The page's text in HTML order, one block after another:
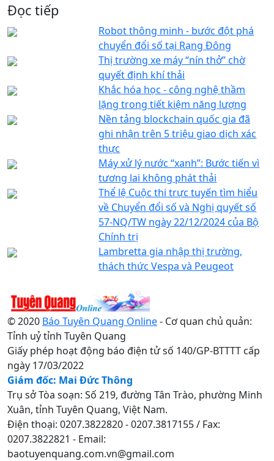
Đọc tiếp
Robot thông minh - bước đột phá
chuyển đổi số tại Rạng Đông
Thị trường xe máy “nín thở” chờ
quyết định khí thải
Khắc hóa học - công nghệ thầm
lặng trong tiết kiệm năng lượng
Nền tảng blockchain quốc gia đã
ghi nhận trên 5 triệu giao dịch xác
thực
Máy xử lý nước “xanh”: Bước tiến vì
tương lai không phát thải
Thể lệ Cuộc thi trực tuyến tìm hiểu
về Chuyển đổi số và Nghị quyết số
57-NQ/TW ngày 22/12/2024 của Bộ
Chính trị
Lambretta gia nhập thị trường,
thách thức Vespa và Peugeot
© 2020 Báo Tuyên Quang Online- Cơ quan chủ quản:
Tỉnh uỷ tỉnh Tuyên Quang
Giấy phép hoạt động báo điện tử số 140/GP-BTTTT cấp
ngày 17/03/2022
Giám đốc: Mai Đức Thông
Trụ sở Tòa soạn: Số 219, đường Tân Trào, phường Minh
Xuân, tỉnh Tuyên Quang, Việt Nam.
Điện thoại: 0207.3822820 - 0207.3817155 / Fax:
0207.3822821 - Email:
baotuyenquang.com.vn@gmail.com